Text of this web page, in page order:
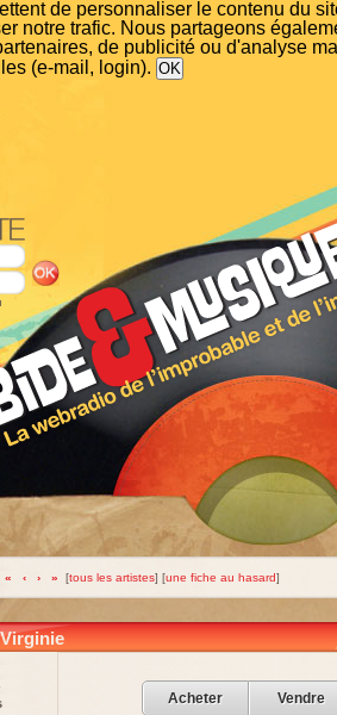
de personnaliser le contenu du
notre trafic. Nous partageons
de publicité ou d'analyse
(e-mail, login).
« ‹ › » [tous les artistes] [une fiche au hasard]
Acheter Vendre